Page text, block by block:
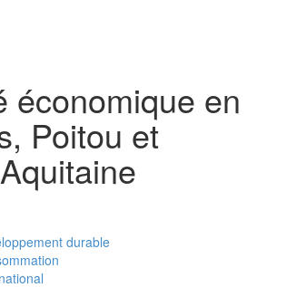
économique en
Poitou et
durable